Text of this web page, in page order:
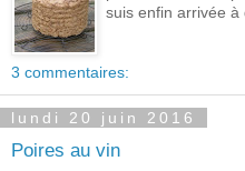
suis enfin arrivée à
3 commentaires:
lundi 20 juin 2016
Poires au vin